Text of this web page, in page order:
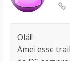
Olá!!
Amei esse